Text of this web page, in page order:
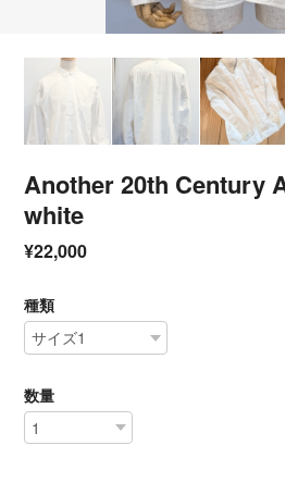
Another 20th Century
white
¥22,000
種類
数量